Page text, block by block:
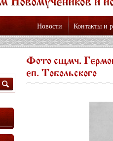
Новости Контакты и
Фото сщмч.
еп. Тобольского